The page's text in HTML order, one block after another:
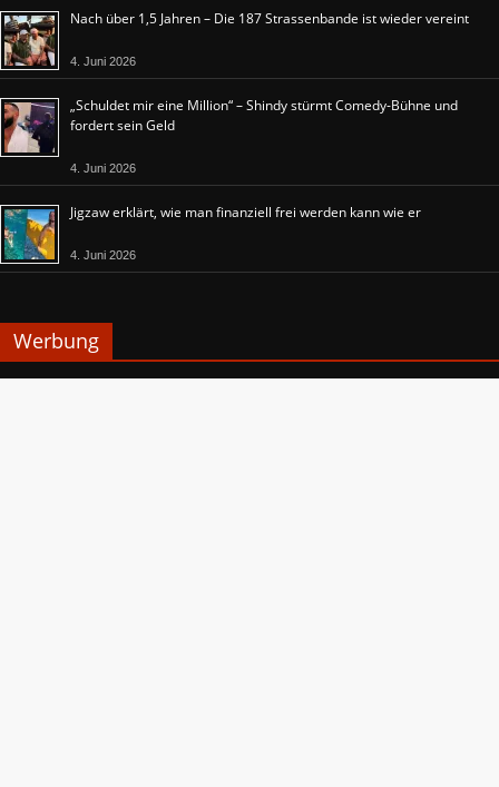
Nach über 1,5 Jahren – Die 187 Strassenbande ist wieder vereint
4. Juni 2026
„Schuldet mir eine Million“ – Shindy stürmt Comedy-Bühne und
fordert sein Geld
4. Juni 2026
Jigzaw erklärt, wie man finanziell frei werden kann wie er
4. Juni 2026
Werbung